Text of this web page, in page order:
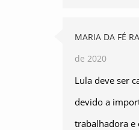
MARIA DA FÉ
de 2020
Lula deve ser
devido a
trabalhadora e